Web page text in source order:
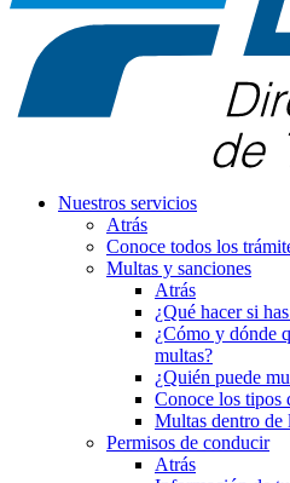
Nuestros servicios
Atrás
Conoce todos los
Multas y sanciones
Atrás
¿Qué hacer si
¿Cómo y dónde
multas?
¿Quién puede
Conoce los tipos
Multas dentro de
Permisos de conducir
Atrás